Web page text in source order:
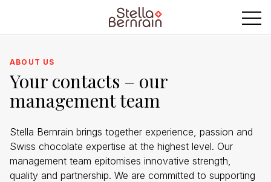
ABOUT US
Your contacts – our
management team
Stella Bernrain brings together experience, passion and
Swiss chocolate expertise at the highest level. Our
management team epitomises innovative strength,
quality and partnership. We are committed to supporting